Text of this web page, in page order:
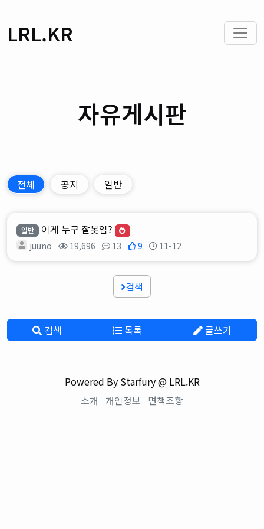
LRL.KR
자유게시판
전체 공지 일반
일반 이게 누구 잘못임?
juuno 19,696 13 9 11-12
검색
검색 목록 글쓰기
Powered By Starfury @ LRL.KR
소개 개인정보 면책조항